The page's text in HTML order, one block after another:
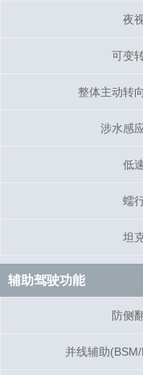
夜
可变
整体主动转
涉水感
低
蠕
坦
辅助驾驶功能
防侧
并线辅助
夜
可变
整体主动转
涉水感
低
蠕
坦
辅助驾驶功能
防侧
并线辅助